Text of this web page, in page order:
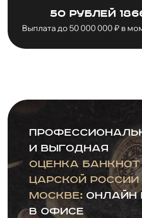
50 рублей
Выплата до 50 000 000 ₽ в
и выгодная
оценка банкнот
царской России
Москве:онлайн
в офисе